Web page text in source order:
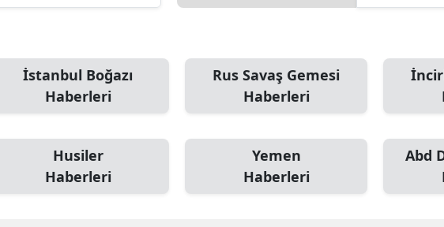
İstanbul Boğazı
Haberleri
Rus Savaş Gemesi
Haberleri
Husiler
Haberleri
Yemen
Haberleri
Abd